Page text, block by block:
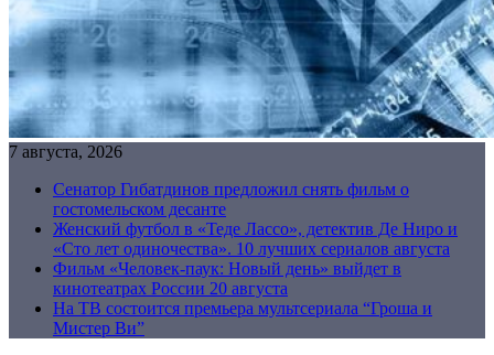
7 августа, 2026
Сенатор Гибатдинов предложил снять фильм о
гостомельском десанте
Женский футбол в «Теде Лассо», детектив Де Ниро и
«Сто лет одиночества». 10 лучших сериалов августа
Фильм «Человек-паук: Новый день» выйдет в
кинотеатрах России 20 августа
На ТВ состоится премьера мультсериала “Гроша и
Мистер Ви”